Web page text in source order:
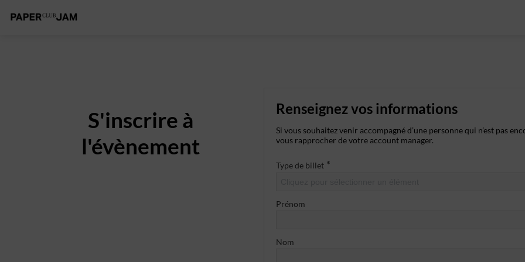
S'inscrire à
l'évènement
Renseignez vos informations
Si vous souhaitez venir accompagné d’une personne qui n’est pas
vous rapprocher de votre account manager.
Type de billet *
Prénom
Nom